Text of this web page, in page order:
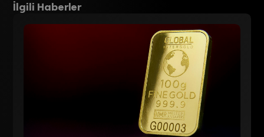
İlgili Haberler